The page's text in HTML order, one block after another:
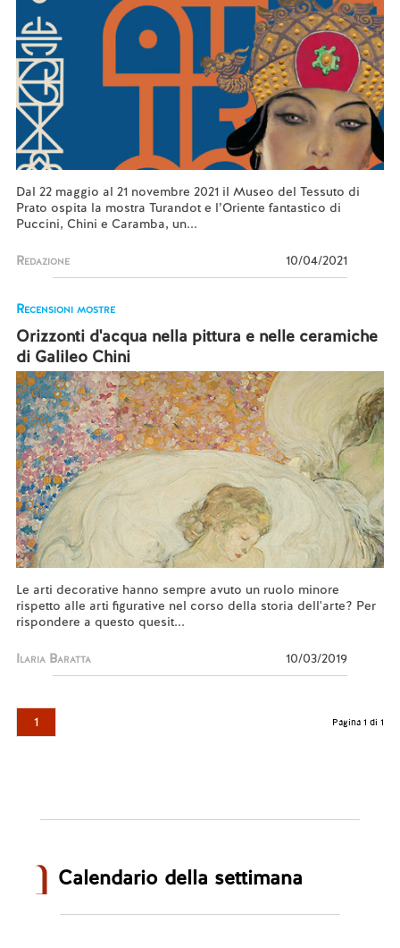
Dal 22 maggio al 21 novembre 2021 il Museo del Tessuto di
Prato ospita la mostra Turandot e l’Oriente fantastico di
Puccini, Chini e Caramba, un...
Redazione 10/04/2021
Recensioni mostre
Orizzonti d'acqua nella pittura e nelle ceramiche
di Galileo Chini
Le arti decorative hanno sempre avuto un ruolo minore
rispetto alle arti figurative nel corso della storia dell'arte? Per
rispondere a questo quesit...
Ilaria Baratta 10/03/2019
1 Pagina 1 di 1
Calendario della settimana